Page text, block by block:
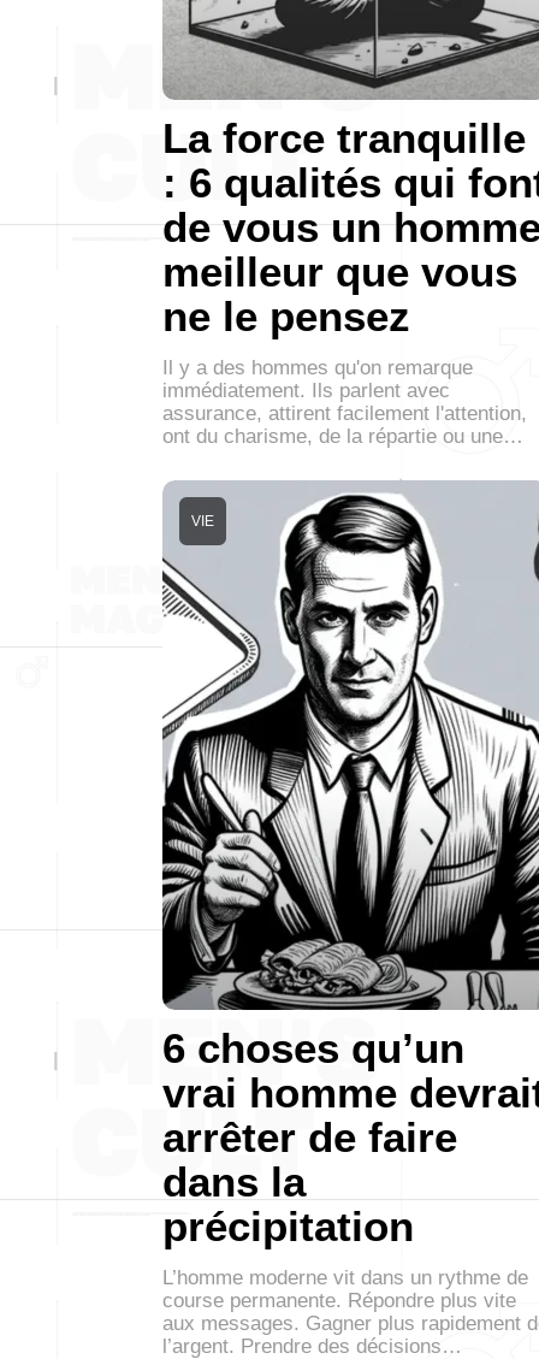
La force tranquille
: 6 qualités qui
de vous un
meilleur que vous
ne le pensez
Il y a des hommes qu'on remarque
immédiatement. Ils parlent avec
assurance, attirent facilement l'attention,
ont du charisme, de la répartie ou une…
6 choses qu’un
vrai homme
arrêter de faire
dans la
précipitation
VIE
L’homme moderne vit dans un rythme de
course permanente. Répondre plus vite
aux messages. Gagner plus rapidement
l’argent. Prendre des décisions…